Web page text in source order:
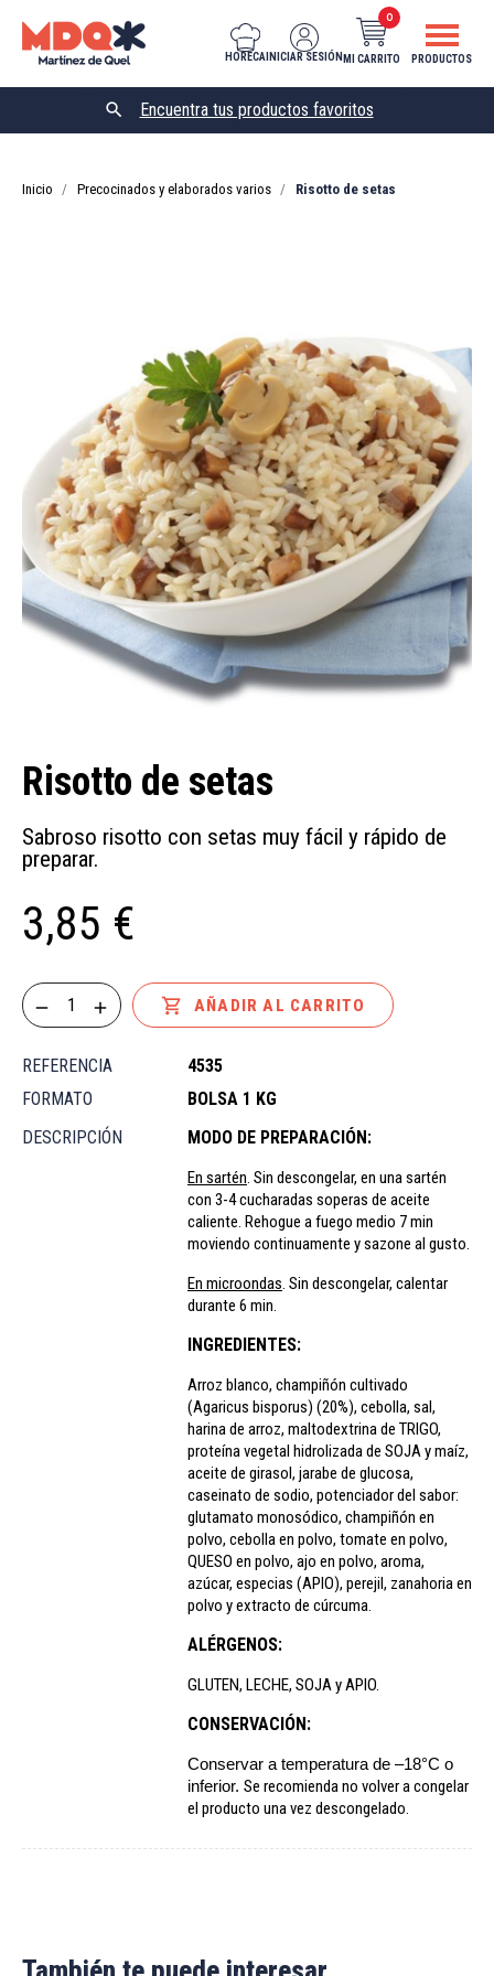
HORECA INICIAR SESIÓN MI CARRITO
0
PRODUCTOS

Inicio Precocinados y elaborados varios Risotto de setas
Risotto de setas
Sabroso risotto con setas muy fácil y rápido de
preparar.
3,85 €
 AÑADIR AL CARRITO
REFERENCIA
4535
FORMATO
BOLSA 1 KG
DESCRIPCIÓN
MODO DE PREPARACIÓN:
En sartén. Sin descongelar, en una sartén
con 3-4 cucharadas soperas de aceite
caliente. Rehogue a fuego medio 7 min
moviendo continuamente y sazone al gusto.
En microondas. Sin descongelar, calentar
durante 6 min.
INGREDIENTES:
Arroz blanco, champiñón cultivado
(Agaricus bisporus) (20%), cebolla, sal,
harina de arroz, maltodextrina de TRIGO,
proteína vegetal hidrolizada de SOJA y maíz,
aceite de girasol, jarabe de glucosa,
caseinato de sodio, potenciador del sabor:
glutamato monosódico, champiñón en
polvo, cebolla en polvo, tomate en polvo,
QUESO en polvo, ajo en polvo, aroma,
azúcar, especias (APIO), perejil, zanahoria en
polvo y extracto de cúrcuma.
ALÉRGENOS:
GLUTEN, LECHE, SOJA y APIO.
CONSERVACIÓN:
Conservar a temperatura de –18°C o
inferior. Se recomienda no volver a congelar
el producto una vez descongelado.